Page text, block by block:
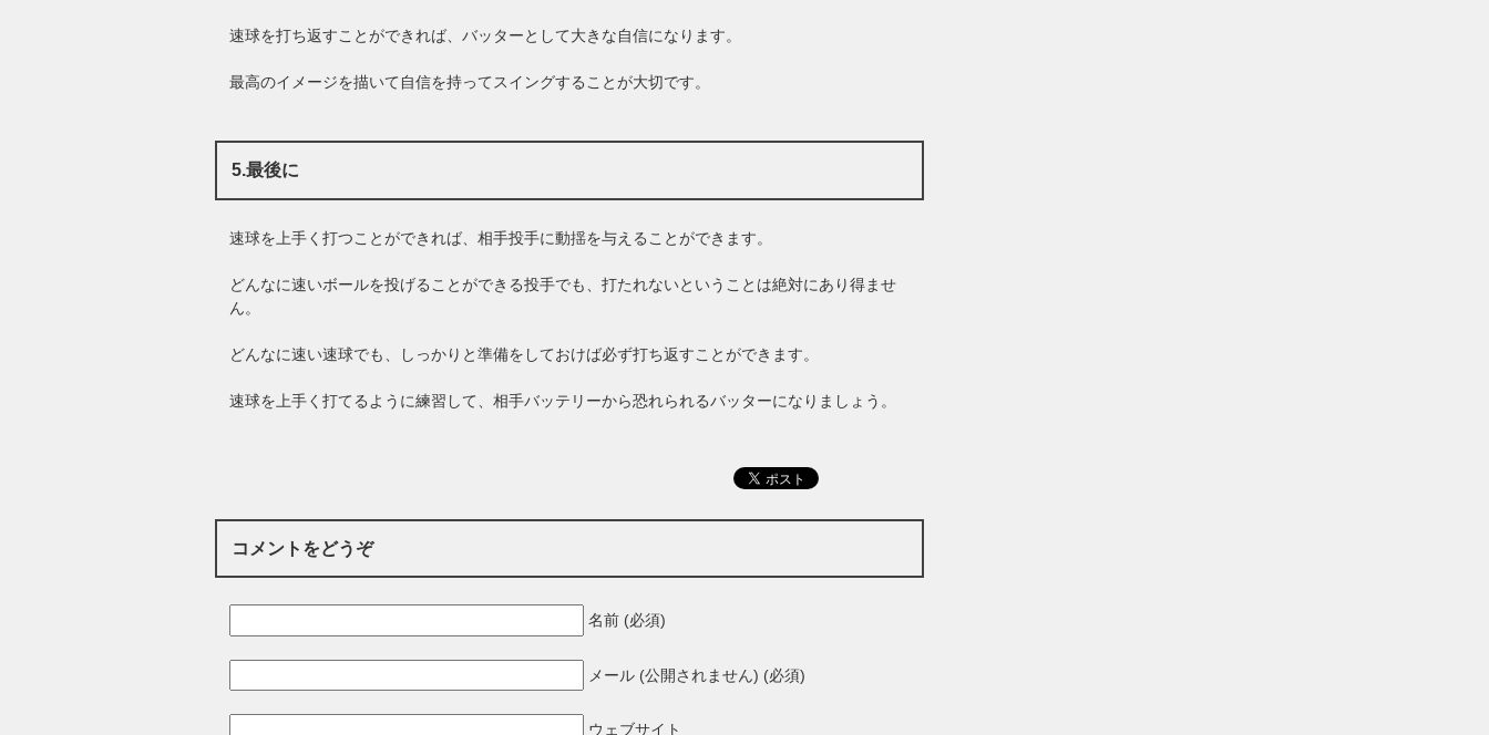
速球を打ち返すことができれば、バッターとして大きな自信になります。
最高のイメージを描いて自信を持ってスイングすることが大切です。
5.最後に
速球を上手く打つことができれば、相手投手に動揺を与えることができます。
どんなに速いボールを投げることができる投手でも、打たれないということは絶対にあり得ませ
ん。
どんなに速い速球でも、しっかりと準備をしておけば必ず打ち返すことができます。
速球を上手く打てるように練習して、相手バッテリーから恐れられるバッターになりましょう。
コメントをどうぞ
名前 (必須)
メール (公開されません) (必須)
ウェブサイト